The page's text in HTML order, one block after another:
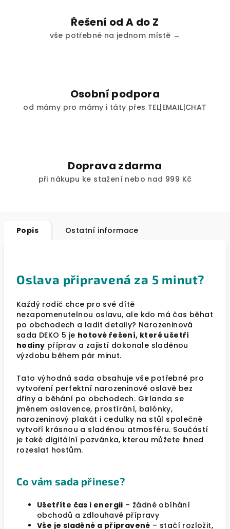
Řešení od A do Z
vše potřebné na jednom místě →
Osobní podpora
od mámy pro mámy i táty přes TEL|EMAIL|CHAT
Doprava zdarma
při nákupu ke stažení nebo nad 999 Kč
Popis Ostatní informace
Oslava připravená za 5 minut?
Každý rodič chce pro své dítě
nezapomenutelnou oslavu, ale kdo má čas běhat
po obchodech a ladit detaily? Narozeninová
sada DEKO 5 je hotové řešení, které ušetří
hodiny příprav a zajistí dokonale sladěnou
výzdobu během pár minut.
Tato výhodná sada obsahuje vše potřebné pro
vytvoření perfektní narozeninové oslavě bez
dřiny a běhání po obchodech. Girlanda se
jménem oslavence, prostírání, balónky,
narozeninový plakát i cedulky na stůl společně
vytvoří krásnou a sladěnou atmosféru. Součástí
je také digitální pozvánka, kterou můžete ihned
rozeslat hostům.
Co vám sada přinese?
Ušetříte čas i energii – žádné obíhání
obchodů a zdlouhavé přípravy
Vše je sladěné a připravené – stačí rozložit,